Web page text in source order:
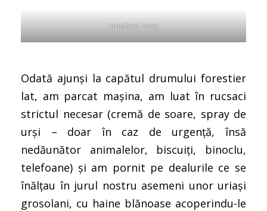
Uneltind ceva
Odată ajunși la capătul drumului forestier
lat, am parcat mașina, am luat în rucsaci
strictul necesar (cremă de soare, spray de
urși – doar în caz de urgență, însă
nedăunător animalelor, biscuiți, binoclu,
telefoane) și am pornit pe dealurile ce se
înălțau în jurul nostru asemeni unor uriași
grosolani, cu haine blănoase acoperindu-le